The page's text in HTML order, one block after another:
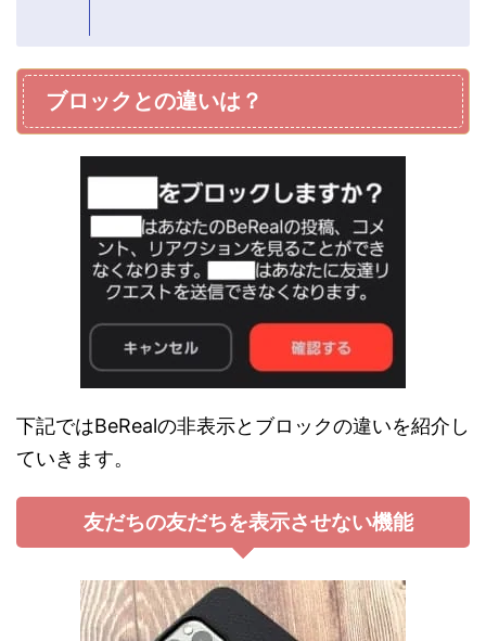
ブロックとの違いは？
下記ではBeRealの非表示とブロックの違いを紹介し
ていきます。
友だちの友だちを表示させない機能